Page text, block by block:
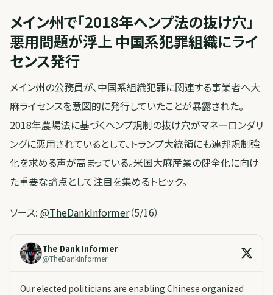
メイン州で「2018年ヘンプ法の抜け穴」
悪用問題が浮上 中国系犯罪組織にライ
センス発行
メイン州の公務員が、中国系組織犯罪に関連する事業者へ大
麻ライセンスを意図的に発行していたことが暴露された。
2018年農場法に基づくヘンプ規制の抜け穴がマネーロンダリ
ングに悪用されているとして、トランプ大統領にも連邦規制強
化を求める声が高まっている。米国大麻産業の健全化に向け
た重要な論点として注目を集めるトピック。
ソース: @TheDankInformer（5/16）
The Dank Informer
@TheDankInformer
Our elected politicians are enabling Chinese organized